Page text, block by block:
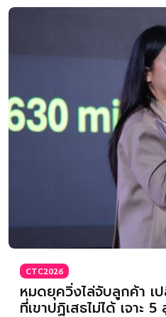
CTC2026
หมดยุควิ่งไล่จับลูกค้า เ
ที่เขาปฏิเสธไม่ได้ เจาะ